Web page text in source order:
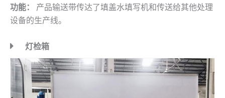
功能：
产品输送带传达了填盖水填写机和传送给其他处理
设备的生产线。
灯检箱